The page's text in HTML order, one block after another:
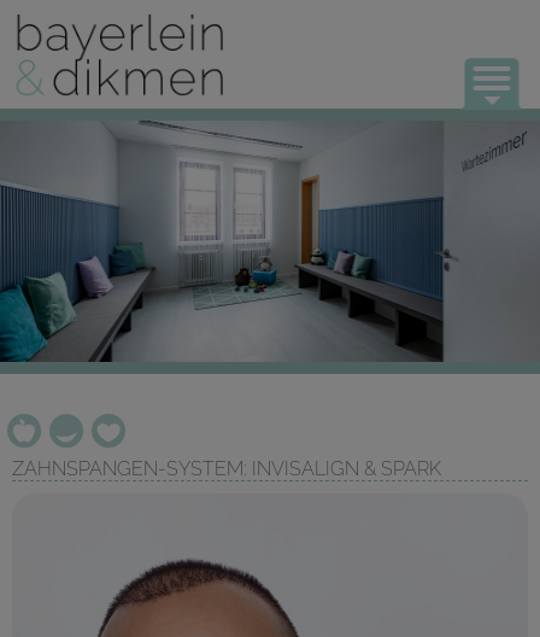
UNSERE PRAXIS
KIEFERORTHOPÄDIE
KONTAKT
ZAHNSPANGEN-SYSTEM: INVISALIGN & SPARK